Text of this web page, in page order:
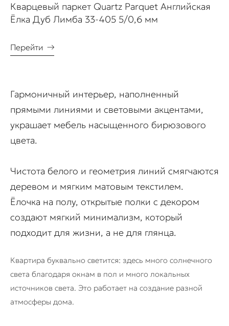
Кварцевый паркет Quartz Parquet Английская
Ёлка Дуб Лимба 33-405 5/0,6 мм
Перейти →
Гармоничный интерьер, наполненный
прямыми линиями и световыми акцентами,
украшает мебель насыщенного бирюзового
цвета.
Чистота белого и геометрия линий смягчаются
деревом и мягким матовым текстилем.
Ёлочка на полу, открытые полки с декором
создают мягкий минимализм, который
подходит для жизни, а не для глянца.
Квартира буквально светится: здесь много солнечного
света благодаря окнам в пол и много локальных
источников света. Это работает на создание разной
атмосферы дома.